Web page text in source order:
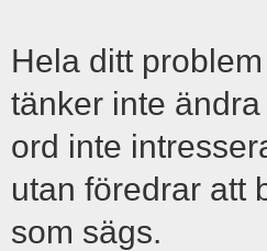
Hela ditt
tänker inte
ord inte
utan föredrar att
som sägs.